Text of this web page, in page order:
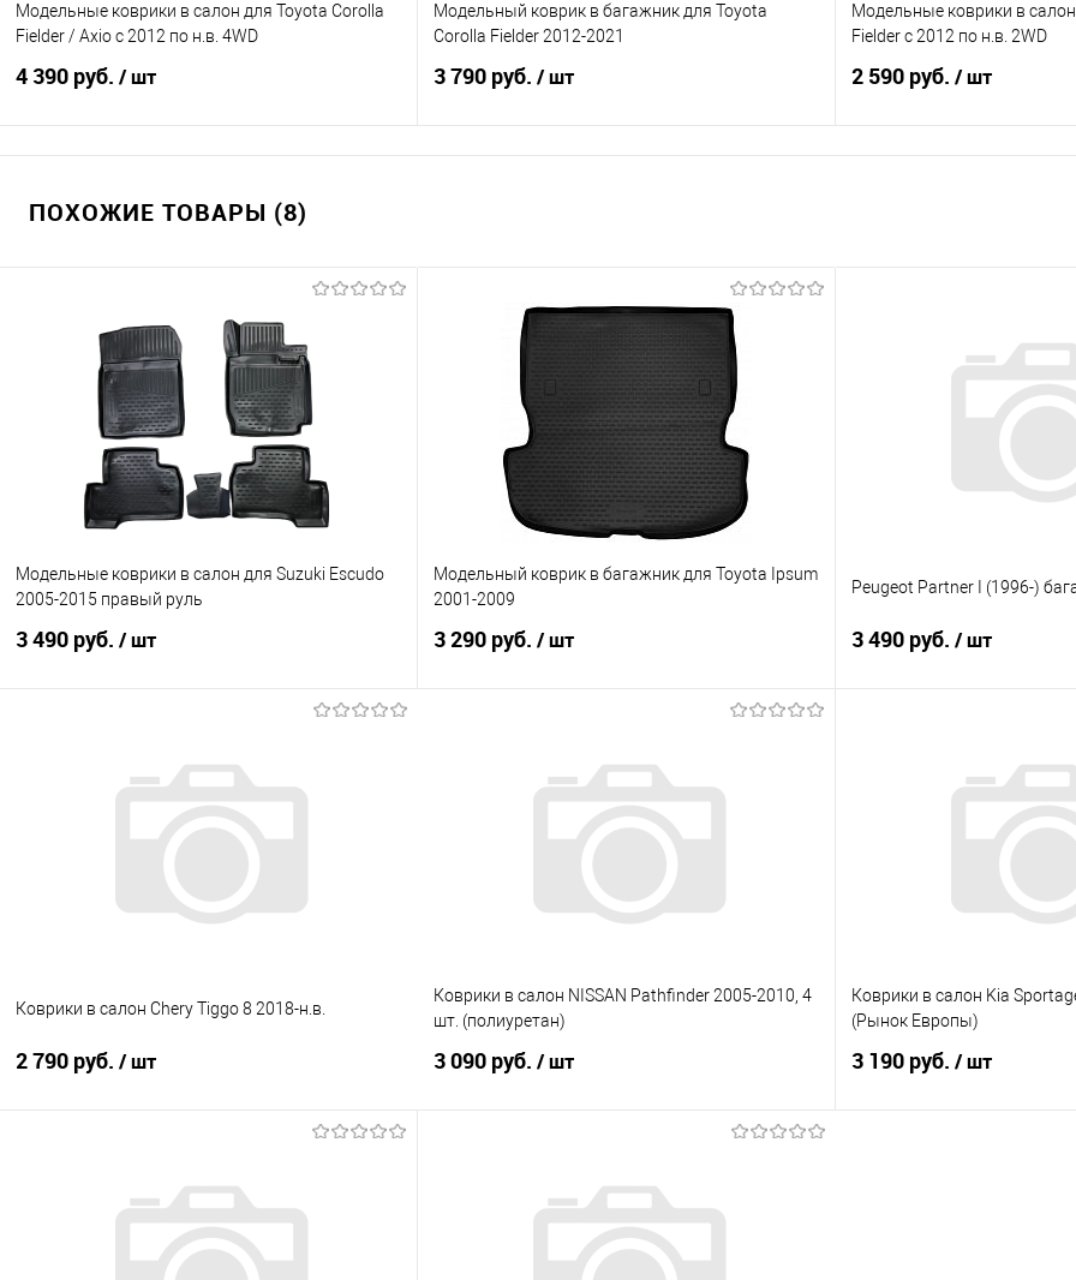
Модельные коврики в салон для Toyota Corolla
Fielder / Axio с 2012 по н.в. 4WD
4 390 руб. / шт
Под заказ
Модельный коврик в багажник для Toyota
Corolla Fielder 2012-2021
3 790 руб. / шт
В наличии
Модельные коврики в
Fielder с 2012 по н.в. 2WD
2 590 руб. / шт
ПОХОЖИЕ ТОВАРЫ (8)
Модельные коврики в салон для Suzuki Escudo
2005-2015 правый руль
3 490 руб. / шт
Купить в 1 клик
Сравнение
Под заказ
Модельный коврик в багажник для Toyota Ipsum
2001-2009
3 290 руб. / шт
Купить в 1 клик
Сравнение
В наличии
Peugeot Partner I (1996-)
3 490 руб. / шт
Купить в 1 клик
Коврики в салон Chery Tiggo 8 2018-н.в.
2 790 руб. / шт
Купить в 1 клик
Сравнение
Под заказ
Коврики в салон NISSAN Pathfinder 2005-2010, 4
шт. (полиуретан)
3 090 руб. / шт
Купить в 1 клик
Сравнение
Под заказ
Коврики в салон Kia
(Рынок Европы)
3 190 руб. / шт